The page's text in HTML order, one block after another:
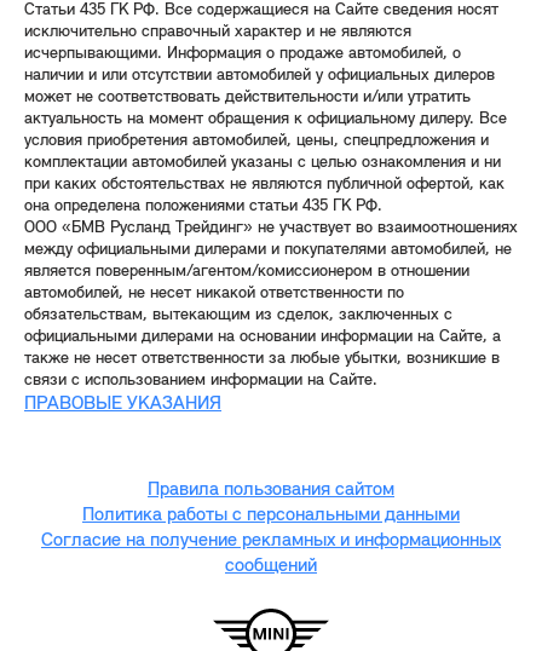
Статьи 435 ГК РФ. Все содержащиеся на Сайте сведения носят
исключительно справочный характер и не являются
исчерпывающими. Информация о продаже автомобилей, о
наличии и или отсутствии автомобилей у официальных дилеров
может не соответствовать действительности и/или утратить
актуальность на момент обращения к официальному дилеру. Все
условия приобретения автомобилей, цены, спецпредложения и
комплектации автомобилей указаны с целью ознакомления и ни
при каких обстоятельствах не являются публичной офертой, как
она определена положениями статьи 435 ГК РФ.
ООО «БМВ Русланд Трейдинг» не участвует во взаимоотношениях
между официальными дилерами и покупателями автомобилей, не
является поверенным/агентом/комиссионером в отношении
автомобилей, не несет никакой ответственности по
обязательствам, вытекающим из сделок, заключенных с
официальными дилерами на основании информации на Сайте, а
также не несет ответственности за любые убытки, возникшие в
связи с использованием информации на Сайте.
ПРАВОВЫЕ УКАЗАНИЯ
Правила пользования сайтом
Политика работы с персональными данными
Согласие на получение рекламных и информационных
сообщений